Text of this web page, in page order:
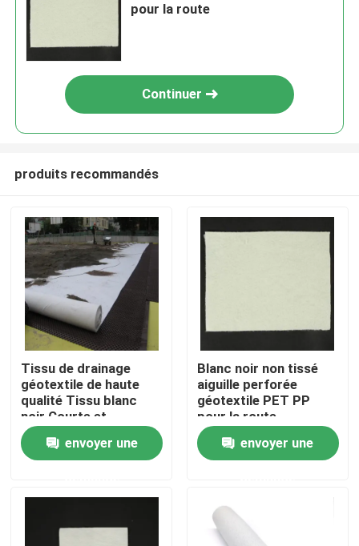
Aperçu
Vidéos
pour la route
Continuer
produits recommandés
Tissu de drainage
géotextile de haute
qualité Tissu blanc
noir Courte et
filamentée Aiguille non
tissée Géotextile
percé pour la
envoyer une
Blanc noir non tissé
aiguille perforée
géotextile PET PP
pour la route
envoyer une